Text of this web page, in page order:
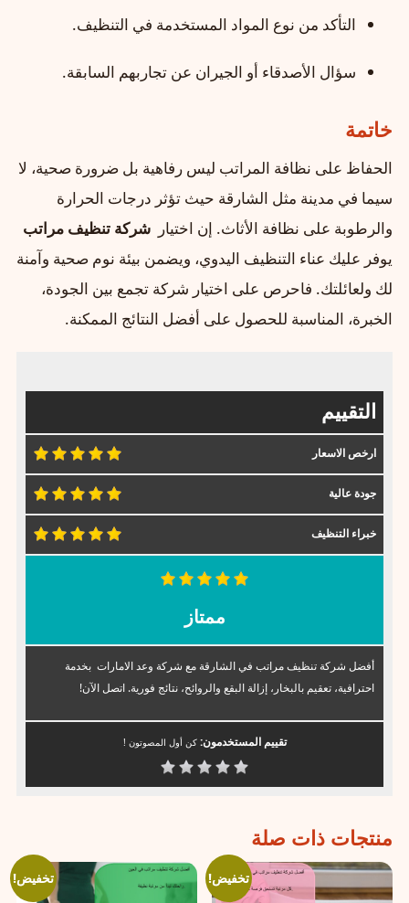
التأكد من نوع المواد المستخدمة في التنظيف.
سؤال الأصدقاء أو الجيران عن تجاربهم السابقة.
خاتمة
الحفاظ على نظافة المراتب ليس رفاهية بل ضرورة صحية، لا
سيما في مدينة مثل الشارقة حيث تؤثر درجات الحرارة
والرطوبة على نظافة الأثاث. إن اختيار شركة تنظيف مراتب
يوفر عليك عناء التنظيف اليدوي، ويضمن بيئة نوم صحية وآمنة
لك ولعائلتك. فاحرص على اختيار شركة تجمع بين الجودة،
الخبرة، المناسبة للحصول على أفضل النتائج الممكنة.
التقييم
ارخص الاسعار
جودة عالية
خبراء التنظيف
ممتاز
أفضل شركة تنظيف مراتب في الشارقة مع شركة وعد الامارات بخدمة
احترافية، تعقيم بالبخار، إزالة البقع والروائح، نتائج فورية. اتصل الآن!
تقييم المستخدمون:كن أول المصوتون !
منتجات ذات صلة
تخفيض! تخفيض!